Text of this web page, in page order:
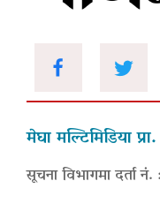
मेघा मल्टिमिडिया
सूचना विभागमा दर्ता